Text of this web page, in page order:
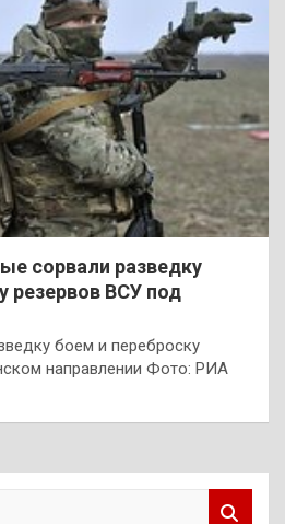
сорвали разведку
резервов ВСУ под
боем и переброску
направлении Фото: РИА